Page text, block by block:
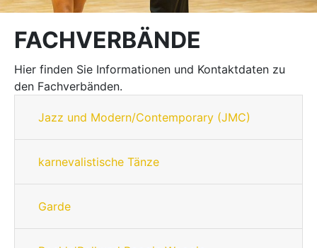
FACHVERBÄNDE
Hier finden Sie Informationen und Kontaktdaten zu
den Fachverbänden.
Jazz und Modern/Contemporary (JMC)
karnevalistische Tänze
Garde